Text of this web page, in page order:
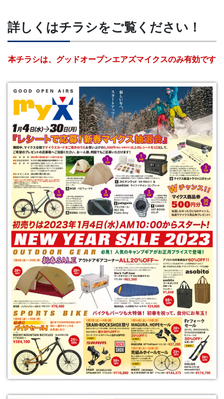
詳しくはチラシをご覧ください！
本チラシは、グッドオープンエアズマイクスのみ有効です